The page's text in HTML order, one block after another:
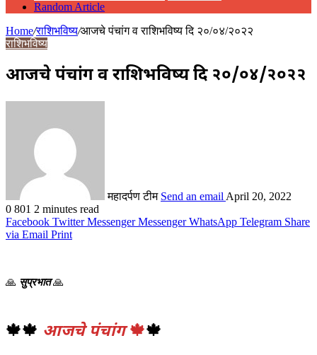
Random Article
Home/राशिभविष्य/आजचे पंचांग व राशिभविष्य दि २०/०४/२०२२
राशिभविष्य
आजचे पंचांग व राशिभविष्य दि २०/०४/२०२२
महादर्पण टीम Send an email April 20, 2022
0 801 2 minutes read
Facebook Twitter Messenger Messenger WhatsApp Telegram Share
via Email Print
🙏 सुप्रभात🙏
🍁🍁 आजचे पंचांग🍁🍁